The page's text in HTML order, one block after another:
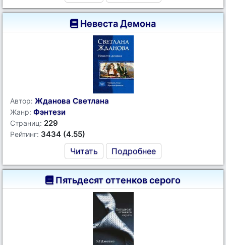
Невеста Демона
Автор: Жданова Светлана
Жанр: Фэнтези
Страниц: 229
Рейтинг: 3434 (4.55)
Читать Подробнее
Пятьдесят оттенков серого